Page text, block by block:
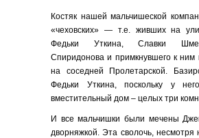
Костяк нашей мальчишеской
«чеховских» — т.е. живших на
Федьки Уткина, Славки
Спиридонова и примкнувшего к ним
на соседней Пролетарской.
Федьки Уткина, поскольку у
вместительный дом – целых три
И все мальчишки были мечены
дворняжкой. Эта сволочь,